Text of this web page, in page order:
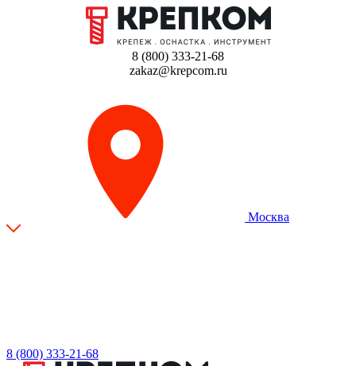
8 (800) 333-21-68
zakaz@krepcom.ru
Москва
8 (800) 333-21-68